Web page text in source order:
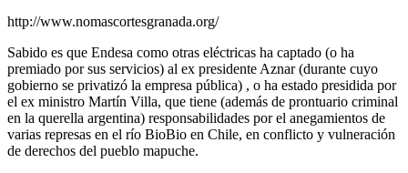
http://www.nomascortesgranada.org/
Sabido es que Endesa como otras eléctricas ha captado (o ha
premiado por sus servicios) al ex presidente Aznar (durante cuyo
gobierno se privatizó la empresa pública) , o ha estado presidida por
el ex ministro Martín Villa, que tiene (además de prontuario criminal
en la querella argentina) responsabilidades por el anegamientos de
varias represas en el río BioBio en Chile, en conflicto y vulneración
de derechos del pueblo mapuche.